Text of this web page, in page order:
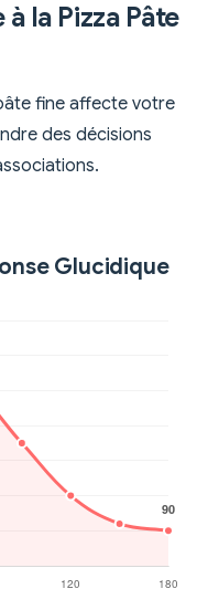
la Pizza Pâte
fine affecte votre
des décisions
Glucidique